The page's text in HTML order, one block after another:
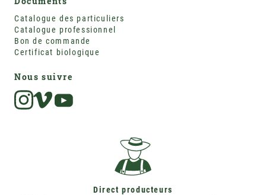
Catalogue des particuliers
Catalogue professionnel
Bon de commande
Certificat biologique
Nous suivre
Direct producteurs